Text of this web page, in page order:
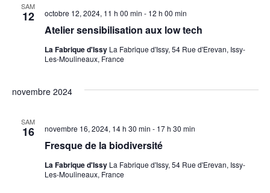
SAM
12
Atelier sensibilisation aux low tech
octobre 12, 2024, 11 h 00 min - 12 h 00 min
La Fabrique d'Issy La Fabrique d'Issy, 54 Rue d'Erevan, Issy-
Les-Moulineaux, France
novembre 2024
SAM
16
Fresque de la biodiversité
novembre 16, 2024, 14 h 30 min - 17 h 30 min
La Fabrique d'Issy La Fabrique d'Issy, 54 Rue d'Erevan, Issy-
Les-Moulineaux, France